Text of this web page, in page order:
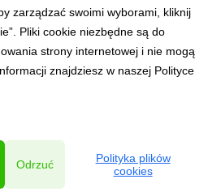
zarządzać swoimi wyborami, kliknij
Pliki cookie niezbędne są do
strony internetowej i nie mogą
znajdziesz w naszej Polityce
Odrzuć
Polityka plików
cookies